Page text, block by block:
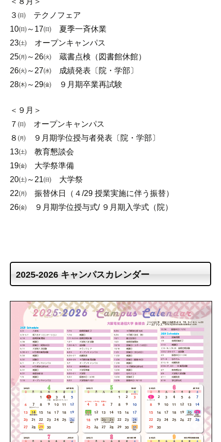
３㈰ テクノフェア
10㈰～17㈰ 夏季一斉休業
23㈯ オープンキャンパス
25㈪～26㈫ 蔵書点検（図書館休館）
26㈫～27㈬ 成績発表〔院・学部〕
28㈭～29㈮ ９月期卒業再試験
＜９月＞
７㈰ オープンキャンパス
８㈪ ９月期学位授与者発表〔院・学部〕
13㈯ 教育懇談会
19㈮ 大学祭準備
20㈯～21㈰ 大学祭
22㈪ 振替休日（４/29 授業実施に伴う振替）
26㈮ ９月期学位授与式/ ９月期入学式（院）
2025-2026 キャンパスカレンダー